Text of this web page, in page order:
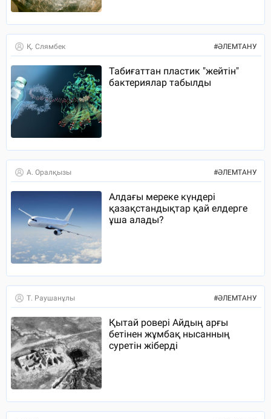
Қ. Слямбек #ӘЛЕМТАНУ
Табиғаттан пластик "жейтін"
бактериялар табылды
А. Оралқызы #ӘЛЕМТАНУ
Алдағы мереке күндері
қазақстандықтар қай елдерге
ұша алады?
Т. Раушанұлы #ӘЛЕМТАНУ
Қытай ровері Айдың арғы
бетінен жұмбақ нысанның
суретін жіберді